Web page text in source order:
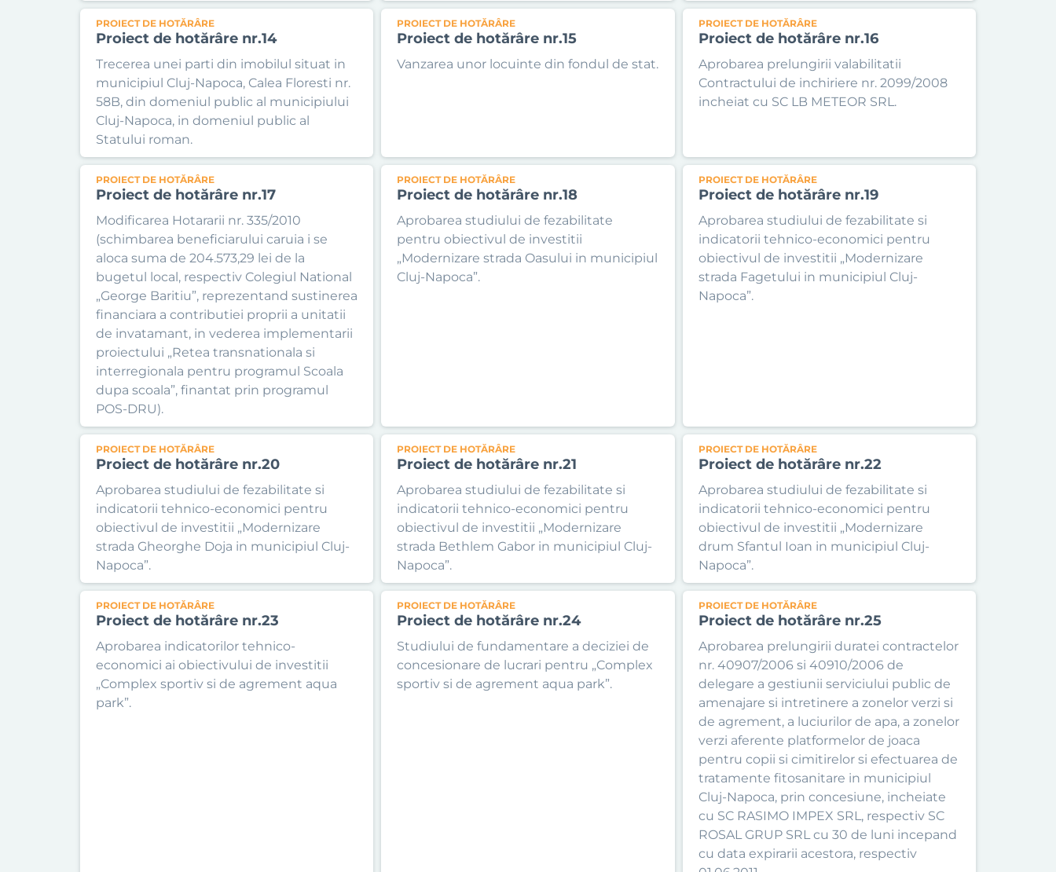
PROIECT DE HOTĂRÂRE
Proiect de hotărâre nr.14
Trecerea unei parti din imobilul situat in
municipiul Cluj-Napoca, Calea Floresti nr.
58B, din domeniul public al municipiului
Cluj-Napoca, in domeniul public al
Statului roman.
PROIECT DE HOTĂRÂRE
Proiect de hotărâre nr.15
Vanzarea unor locuinte din fondul de stat.
PROIECT DE HOTĂRÂRE
Proiect de hotărâre nr.16
Aprobarea prelungirii valabilitatii
Contractului de inchiriere nr. 2099/2008
incheiat cu SC LB METEOR SRL.
PROIECT DE HOTĂRÂRE
Proiect de hotărâre nr.17
Modificarea Hotararii nr. 335/2010
(schimbarea beneficiarului caruia i se
aloca suma de 204.573,29 lei de la
bugetul local, respectiv Colegiul National
„George Baritiu”, reprezentand sustinerea
financiara a contributiei proprii a unitatii
de invatamant, in vederea implementarii
proiectului „Retea transnationala si
interregionala pentru programul Scoala
dupa scoala”, finantat prin programul
POS-DRU).
PROIECT DE HOTĂRÂRE
Proiect de hotărâre nr.18
Aprobarea studiului de fezabilitate
pentru obiectivul de investitii
„Modernizare strada Oasului in municipiul
Cluj-Napoca”.
PROIECT DE HOTĂRÂRE
Proiect de hotărâre nr.19
Aprobarea studiului de fezabilitate si
indicatorii tehnico-economici pentru
obiectivul de investitii „Modernizare
strada Fagetului in municipiul Cluj-
Napoca”.
PROIECT DE HOTĂRÂRE
Proiect de hotărâre nr.20
Aprobarea studiului de fezabilitate si
indicatorii tehnico-economici pentru
obiectivul de investitii „Modernizare
strada Gheorghe Doja in municipiul Cluj-
Napoca”.
PROIECT DE HOTĂRÂRE
Proiect de hotărâre nr.21
Aprobarea studiului de fezabilitate si
indicatorii tehnico-economici pentru
obiectivul de investitii „Modernizare
strada Bethlem Gabor in municipiul Cluj-
Napoca”.
PROIECT DE HOTĂRÂRE
Proiect de hotărâre nr.22
Aprobarea studiului de fezabilitate si
indicatorii tehnico-economici pentru
obiectivul de investitii „Modernizare
drum Sfantul Ioan in municipiul Cluj-
Napoca”.
PROIECT DE HOTĂRÂRE
Proiect de hotărâre nr.23
Aprobarea indicatorilor tehnico-
economici ai obiectivului de investitii
„Complex sportiv si de agrement aqua
park”.
PROIECT DE HOTĂRÂRE
Proiect de hotărâre nr.24
Studiului de fundamentare a deciziei de
concesionare de lucrari pentru „Complex
sportiv si de agrement aqua park”.
PROIECT DE HOTĂRÂRE
Proiect de hotărâre nr.25
Aprobarea prelungirii duratei contractelor
nr. 40907/2006 si 40910/2006 de
delegare a gestiunii serviciului public de
amenajare si intretinere a zonelor verzi si
de agrement, a luciurilor de apa, a zonelor
verzi aferente platformelor de joaca
pentru copii si cimitirelor si efectuarea de
tratamente fitosanitare in municipiul
Cluj-Napoca, prin concesiune, incheiate
cu SC RASIMO IMPEX SRL, respectiv SC
ROSAL GRUP SRL cu 30 de luni incepand
cu data expirarii acestora, respectiv